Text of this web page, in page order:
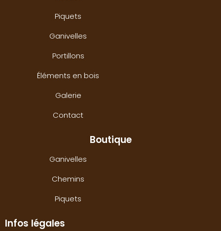
Piquets
Ganivelles
Portillons
Éléments en bois
Galerie
Contact
Boutique
Ganivelles
Chemins
Piquets
Infos légales